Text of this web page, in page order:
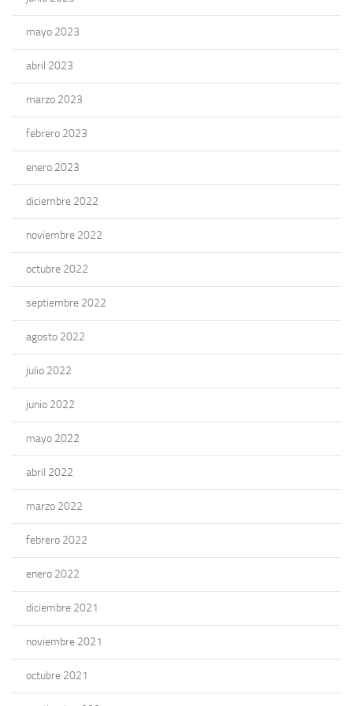
mayo 2023
abril 2023
marzo 2023
febrero 2023
enero 2023
diciembre 2022
noviembre 2022
octubre 2022
septiembre 2022
agosto 2022
julio 2022
junio 2022
mayo 2022
abril 2022
marzo 2022
febrero 2022
enero 2022
diciembre 2021
noviembre 2021
octubre 2021